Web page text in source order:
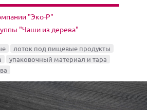
"Эко-Р"
"Чаши из дерева"
лоток под пищевые продукты
упаковочный материал и тара